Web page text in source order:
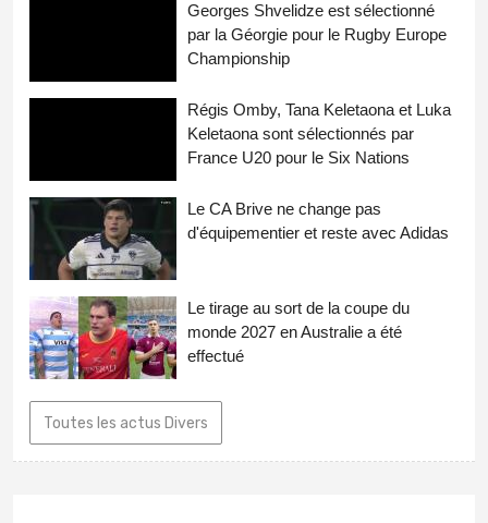
Georges Shvelidze est sélectionné
par la Géorgie pour le Rugby Europe
Championship
Régis Omby, Tana Keletaona et Luka
Keletaona sont sélectionnés par
France U20 pour le Six Nations
Le CA Brive ne change pas
d'équipementier et reste avec Adidas
Le tirage au sort de la coupe du
monde 2027 en Australie a été
effectué
Toutes les actus Divers